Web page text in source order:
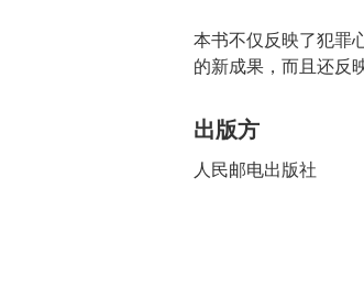
本书不仅反映了犯罪
的新成果，而且还反
出版方
人民邮电出版社